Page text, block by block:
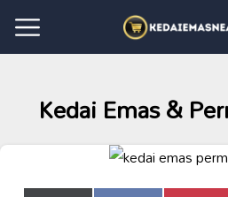
Kedai Emas &